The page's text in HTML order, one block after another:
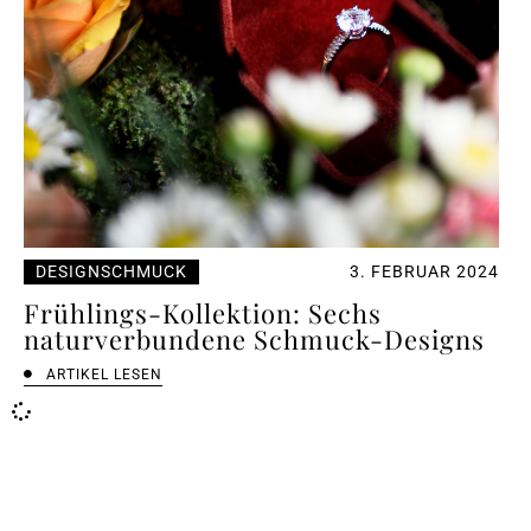
DESIGNSCHMUCK 3. FEBRUAR 2024
Frühlings-Kollektion: Sechs
naturverbundene Schmuck-Designs
ARTIKEL LESEN